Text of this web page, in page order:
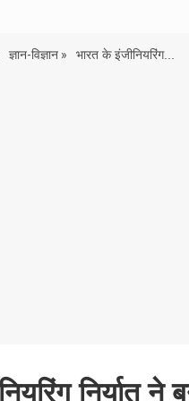
ज्ञान-विज्ञान » भारत के इंजीनियरिंग...
निर्यात ने